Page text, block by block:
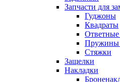
Запчасти для
Гуджоны
Квадраты
Пружины
Стяжки
Защелки
Накладки